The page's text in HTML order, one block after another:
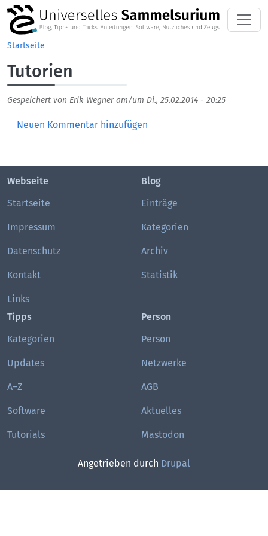
Direkt zum Inhalt
Startseite
Tutorien
Gespeichert von Erik Wegneram/um Di., 25.02.2014 - 20:25
Neuen Kommentar hinzufügen
Webseite
Startseite
Impressum
Datenschutz
Kontakt
Links
Blog
Einträge
Kategorien
Archiv
Statistik
Tipps
Kategorien
Updates
A–Z
Software
Tutorials
Person
Person
Netzwerke
AGB
Aktuelles
Mastodon
Angetrieben durch Drupal